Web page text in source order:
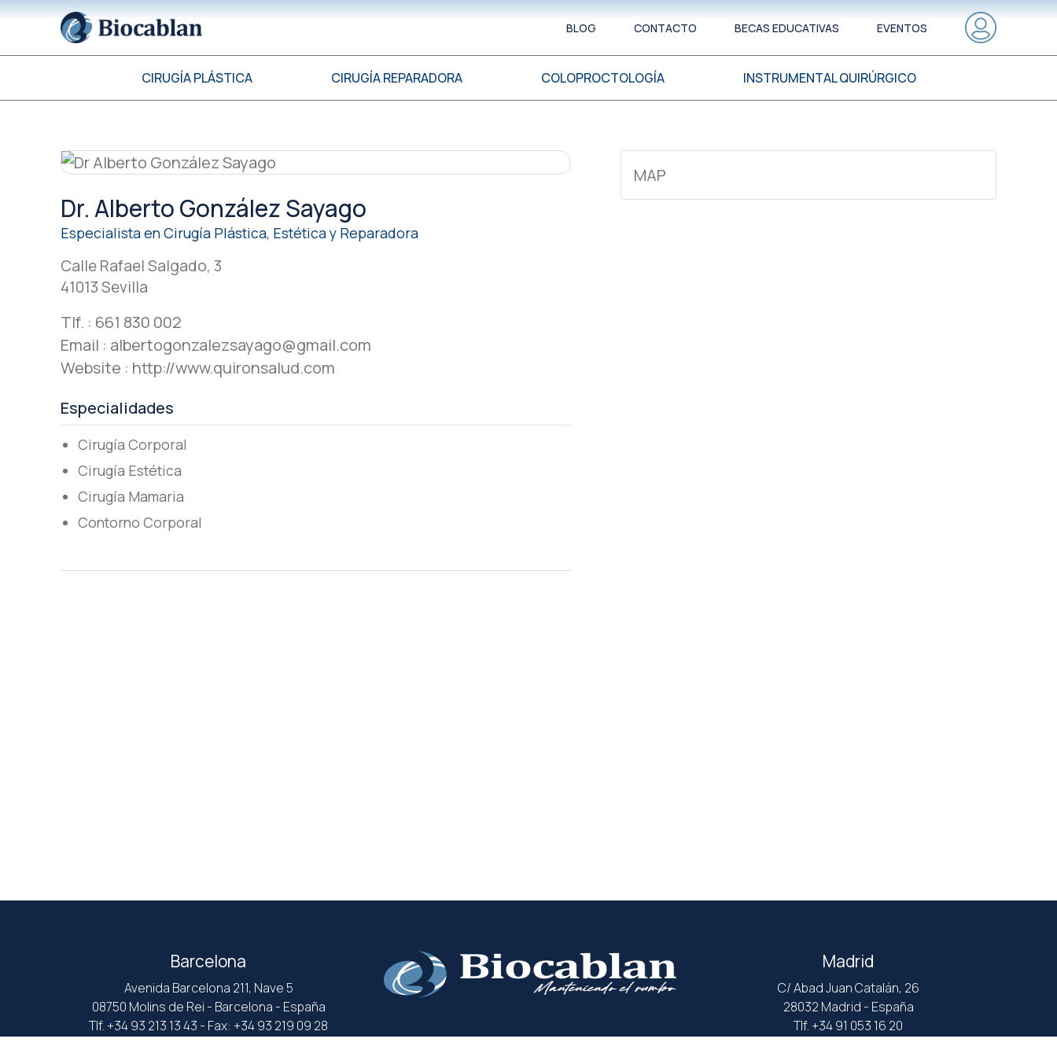
BLOG CONTACTO BECAS EDUCATIVAS EVENTOS
CIRUGÍA PLÁSTICA CIRUGÍA REPARADORA COLOPROCTOLOGÍA INSTRUMENTAL QUIRÚRGICO
MAP
Dr. Alberto González Sayago
Especialista en Cirugía Plástica, Estética y Reparadora
Calle Rafael Salgado, 3
41013 Sevilla
Tlf. : 661 830 002
Email : albertogonzalezsayago@gmail.com
Website : http://www.quironsalud.com
Especialidades
Cirugía Corporal
Cirugía Estética
Cirugía Mamaria
Contorno Corporal
Barcelona
Avenida Barcelona 211, Nave 5
08750 Molins de Rei - Barcelona - España
Tlf. +34 93 213 13 43 - Fax: +34 93 219 09 28
Madrid
C/ Abad Juan Catalán, 26
28032 Madrid - España
Tlf. +34 91 053 16 20